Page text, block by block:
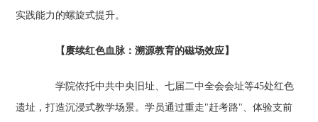
实践能力的螺旋式提升。
【赓续红色血脉：溯源教育的磁场效应】
学院依托中共中央旧址、七届二中全会会址等45处红色
遗址，打造沉浸式教学场景。学员通过重走"赶考路"、体验支前